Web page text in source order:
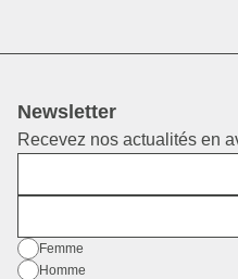
Newsletter
Recevez nos actualités en
SexeFemme
Homme